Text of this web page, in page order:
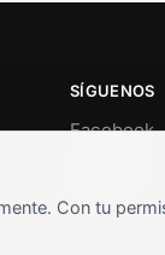
SÍGUENOS
Facebook
Con tu